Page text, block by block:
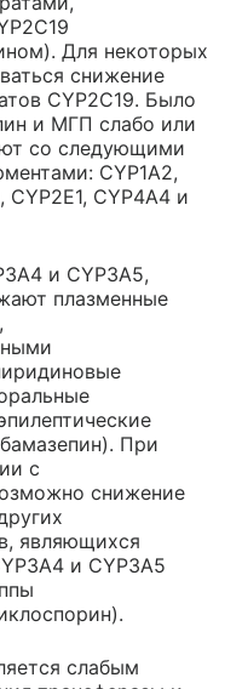
Для некоторых
снижение
CYP2C19. Было
и МГП слабо или
со следующими
CYP1A2,
CYP2E1, CYP4A4 и
и CYP3A5,
плазменные
При
с
снижение
являющихся
и CYP3A5
слабым